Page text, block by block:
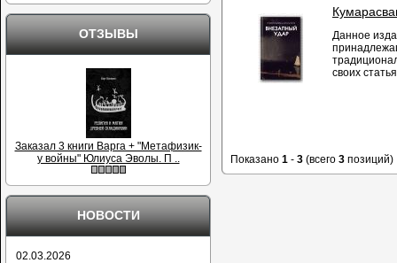
Данное
своих
Показано 1 - 3 (всего 3 позиций)
ОТЗЫВЫ
Заказал 3 книги Варга + "Метафизик-
у войны" Юлиуса Эволы. П ..
НОВОСТИ
02.03.2026